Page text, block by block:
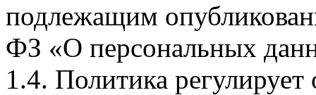
подлежащим
ФЗ «О персональных
1.4. Политика